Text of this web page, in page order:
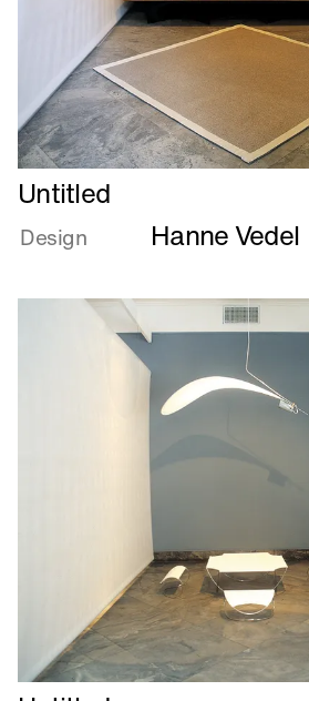
Læs
mere
om
Untitled
Design Hanne Vedel
Læs